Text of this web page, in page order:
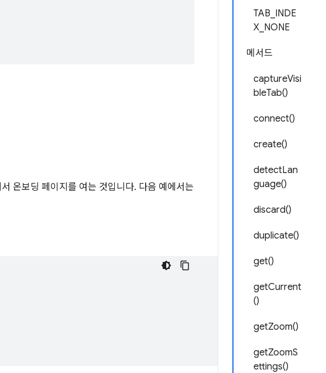
TAB_INDE
X_NONE
메서드
captureVisi
bleTab()
connect()
create()
detectLan
guage()
discard()
duplicate()
get()
getCurrent
()
getZoom()
getZoomS
ettings()
온보딩 페이지를 여는 것입니다. 다음 예에서는